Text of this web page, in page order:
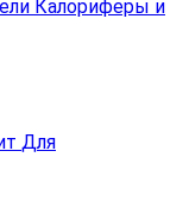
Калориферы и
Для